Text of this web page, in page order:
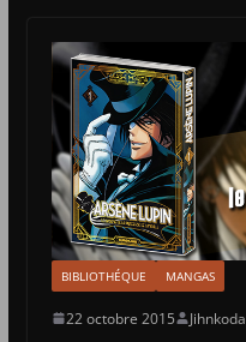
BIBLIOTHÉQUE MANGAS
22 octobre 2015 Jihnkoda